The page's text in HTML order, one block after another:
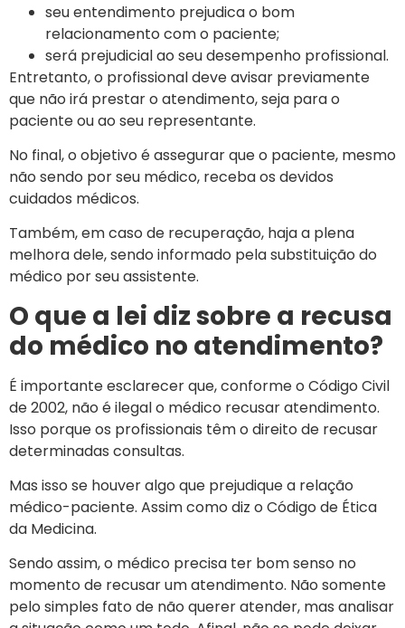
seu entendimento prejudica o bom
relacionamento com o paciente;
será prejudicial ao seu desempenho profissional.
Entretanto, o profissional deve avisar previamente
que não irá prestar o atendimento, seja para o
paciente ou ao seu representante.
No final, o objetivo é assegurar que o paciente, mesmo
não sendo por seu médico, receba os devidos
cuidados médicos.
Também, em caso de recuperação, haja a plena
melhora dele, sendo informado pela substituição do
médico por seu assistente.
O que a lei diz sobre a recusa
do médico no atendimento?
É importante esclarecer que, conforme o Código Civil
de 2002, não é ilegal o médico recusar atendimento.
Isso porque os profissionais têm o direito de recusar
determinadas consultas.
Mas isso se houver algo que prejudique a relação
médico-paciente. Assim como diz o Código de Ética
da Medicina.
Sendo assim, o médico precisa ter bom senso no
momento de recusar um atendimento. Não somente
pelo simples fato de não querer atender, mas analisar